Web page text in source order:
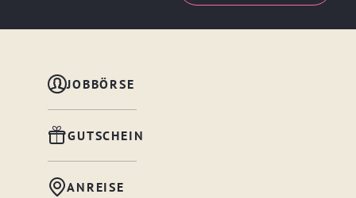
JOBBÖRSE
GUTSCHEIN
ANREISE